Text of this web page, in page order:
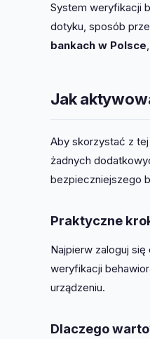
System weryfikacji
dotyku, sposób
bankach w Polsce
Jak
Aby skorzystać z
żadnych
bezpieczniejszego
Praktyczne
Najpierw zaloguj
weryfikacji
urządzeniu.
Dlaczego